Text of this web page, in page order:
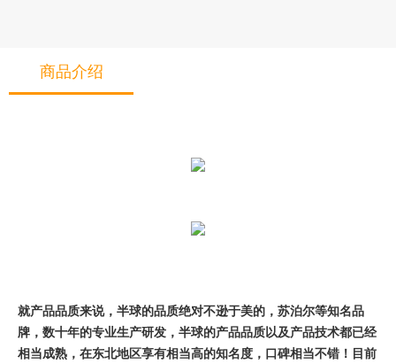
商品介绍
就产品品质来说，半球的品质绝对不逊于美的，苏泊尔等知名品
牌，数十年的专业生产研发，半球的产品品质以及产品技术都已经
相当成熟，在东北地区享有相当高的知名度，口碑相当不错！目前